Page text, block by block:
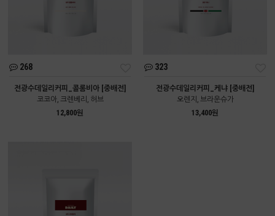
268
전광수데일리커피_콜롬비아 [중배전]
코코아, 크렌베리, 허브
12,800원
323
전광수데일리커피_케냐 [중배전]
오렌지, 브라운슈가
13,400원